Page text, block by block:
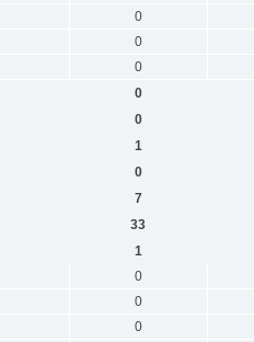
0
0
0
0
0
1
0
7
33
1
0
0
0